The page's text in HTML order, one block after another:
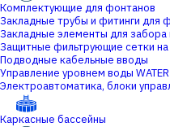
Комплектующие для фонтанов
Закладные трубы и фитинги для
Закладные элементы для
Защитные фильтрующие сетки
Подводные кабельные вводы
Управление уровнем воды WATER
Электроавтоматика, блоки
Каркасные бассейны